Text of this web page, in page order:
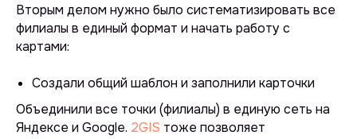
Вторым делом нужно было систематизировать все
филиалы в единый формат и начать работу с
картами:
Создали общий шаблон и заполнили карточки
Объединили все точки (филиалы) в единую сеть на
Яндексе и Google. 2GIS тоже позволяет